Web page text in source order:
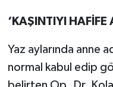
‘KAŞINTIYI HAFİFE
Yaz aylarında anne
normal kabul edip